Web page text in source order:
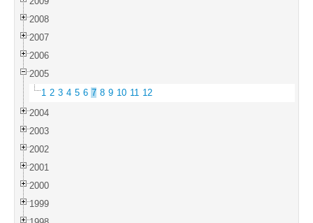
2008
2007
2006
2005
1 2 3 4 5 6 7 8 9 10 11 12
2004
2003
2002
2001
2000
1999